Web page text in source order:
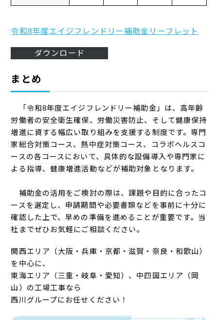
令和8年度エイジフレンドリー補助金リーフレット
ダウンロード
まとめ
「令和8年度エイジフレンドリー補助金」は、高年齢
労働者の安全衛生確保、労働災害防止、そして健康保持
増進に資する幅広い取り組みを支援する制度です。専門
家総合対策コース、熱中症対策コース、コラボヘルスコ
ースの各コースにおいて、具体的な設備導入や専門家に
よる指導、健康増進活動などが補助対象となります。
補助金の活用をご検討の際は、課題や目的に合ったコ
ースを選定し、申請期間や必要書類などを事前に十分に
確認した上で、早めの準備を進めることが重要です。当
社までぜひお気軽にご相談ください。
関西エリア（大阪・兵庫・京都・滋賀・奈良・和歌山）
を中心に、
東海エリア（三重・岐阜・愛知）、中四国エリア（岡
山）の工場工事なら
西川グループにお任せください！